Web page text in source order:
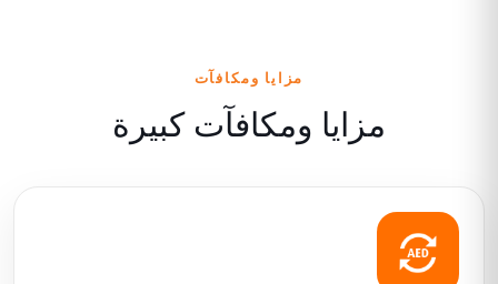
مزايا ومكافآت
مزايا ومكافآت كبيرة